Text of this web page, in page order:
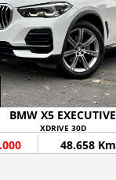
BMW X5 EXECUTIVE
XDRIVE 30D
48.658 Km